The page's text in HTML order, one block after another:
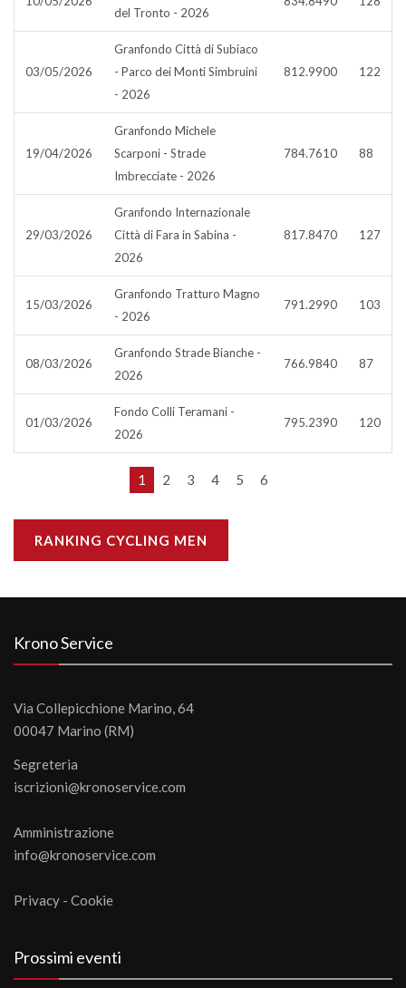
del Tronto - 2026
03/05/2026
Granfondo Città di Subiaco
- Parco dei Monti Simbruini
- 2026
812.9900 122
19/04/2026
Granfondo Michele
Scarponi - Strade
Imbrecciate - 2026
784.7610 88
29/03/2026
Granfondo Internazionale
Città di Fara in Sabina -
2026
817.8470 127
15/03/2026
Granfondo Tratturo Magno
- 2026
791.2990 103
08/03/2026
Granfondo Strade Bianche -
2026
766.9840 87
01/03/2026
Fondo Colli Teramani -
2026
795.2390 120
1 2 3 4 5 6
RANKING CYCLING MEN
Krono Service
Via Collepicchione Marino, 64
00047 Marino (RM)
Segreteria
iscrizioni@kronoservice.com
Amministrazione
info@kronoservice.com
Privacy - Cookie
Prossimi eventi